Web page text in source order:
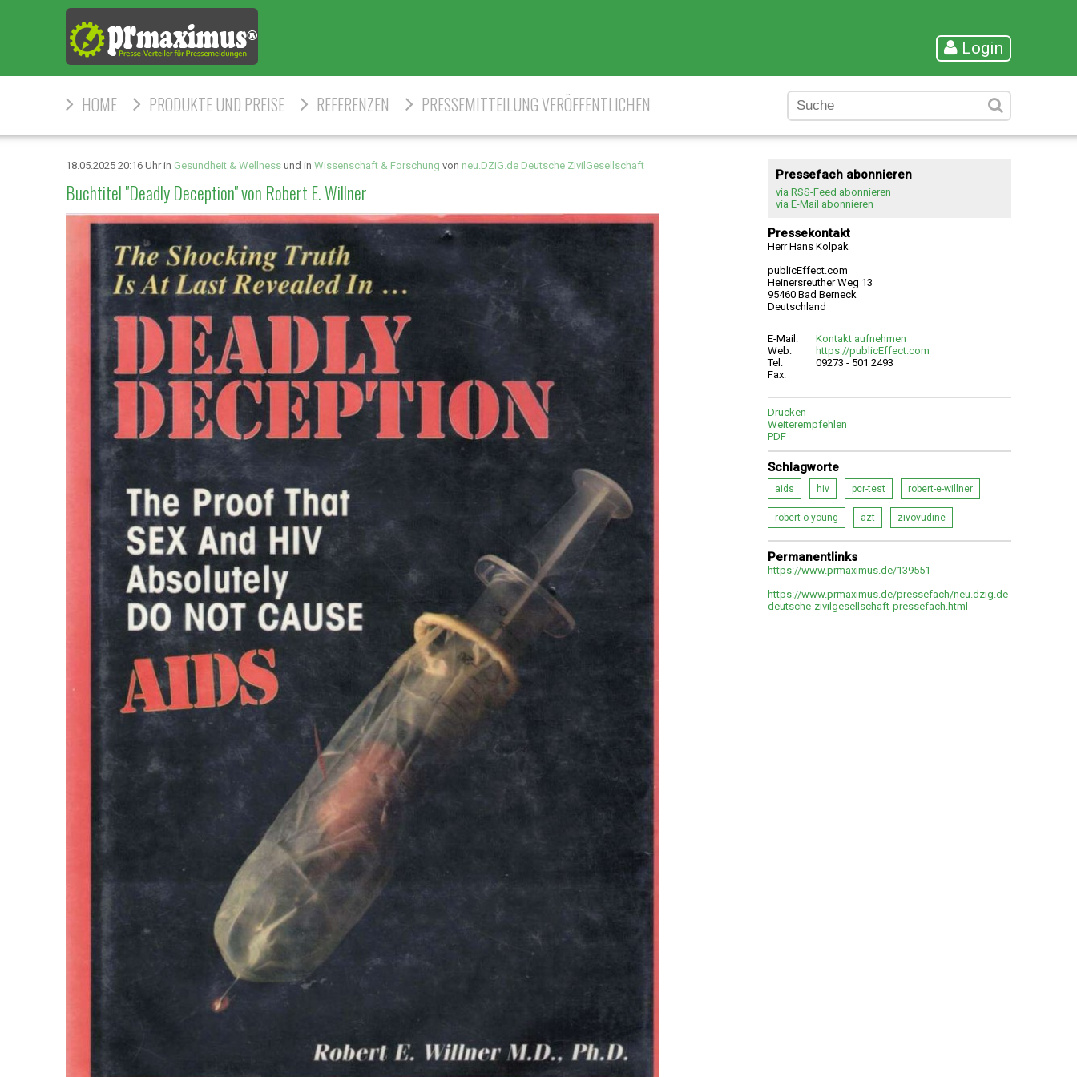
Login
HOME PRODUKTE UND PREISE REFERENZEN PRESSEMITTEILUNG VERÖFFENTLICHEN
18.05.2025 20:16 Uhr in Gesundheit & Wellness und in Wissenschaft & Forschung von neu.DZiG.de Deutsche ZivilGesellschaft
Buchtitel "Deadly Deception" von Robert E. Willner
Pressefach abonnieren
via RSS-Feed abonnieren
via E-Mail abonnieren
Pressekontakt
Herr Hans Kolpak
publicEffect.com
Heinersreuther Weg 13
95460 Bad Berneck
Deutschland
E-Mail:
Kontakt aufnehmen
Web:
https://publicEffect.com
Tel:
09273 - 501 2493
Fax:
Drucken
Weiterempfehlen
PDF
Schlagworte
aids hiv pcr-test robert-e-willner
robert-o-young azt zivovudine
Permanentlinks
https://www.prmaximus.de/139551
https://www.prmaximus.de/pressefach/neu.dzig.de-
deutsche-zivilgesellschaft-pressefach.html